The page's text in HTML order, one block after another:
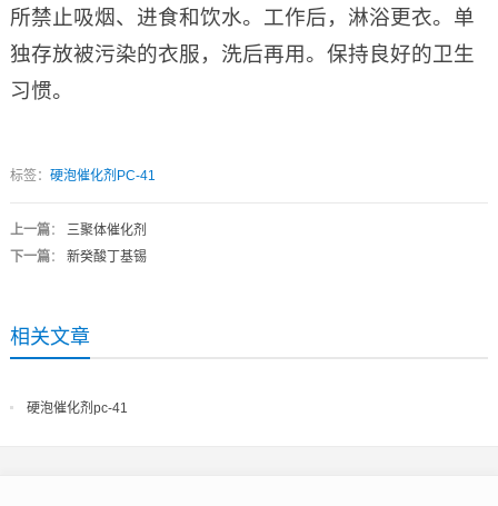
所禁止吸烟、进食和饮水。工作后，淋浴更衣。单
独存放被污染的衣服，洗后再用。保持良好的卫生
习惯。
标签： 硬泡催化剂PC-41
上一篇： 三聚体催化剂
下一篇： 新癸酸丁基锡
相关文章
硬泡催化剂pc-41